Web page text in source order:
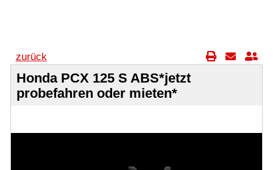
Neufahrzeuge
Motorrad mieten
Bekleidung
zurück
Honda PCX 125 S ABS*jetzt
probefahren oder mieten*